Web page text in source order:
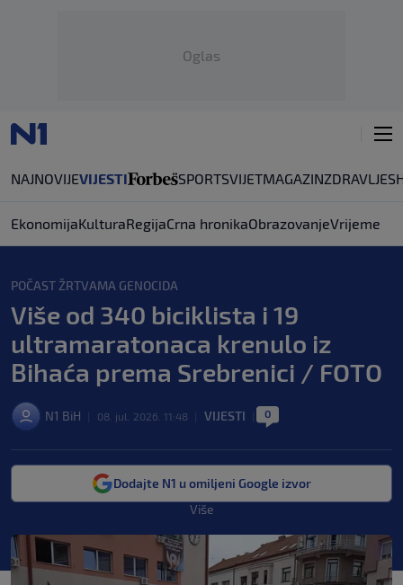
Oglas
NAJNOVIJEVIJESTI SPORTSVIJETMAGAZINZDRAVLJE
EkonomijaKulturaRegijaCrna hronikaObrazovanjeVrijeme
POČAST ŽRTVAMA GENOCIDA
Više od 340 biciklista i 19
ultramaratonaca krenulo iz
Bihaća prema Srebrenici / FOTO
N1 BiH 08. jul. 2026. 11:48 VIJESTI 0
Dodajte N1 u omiljeni Google izvor
Više